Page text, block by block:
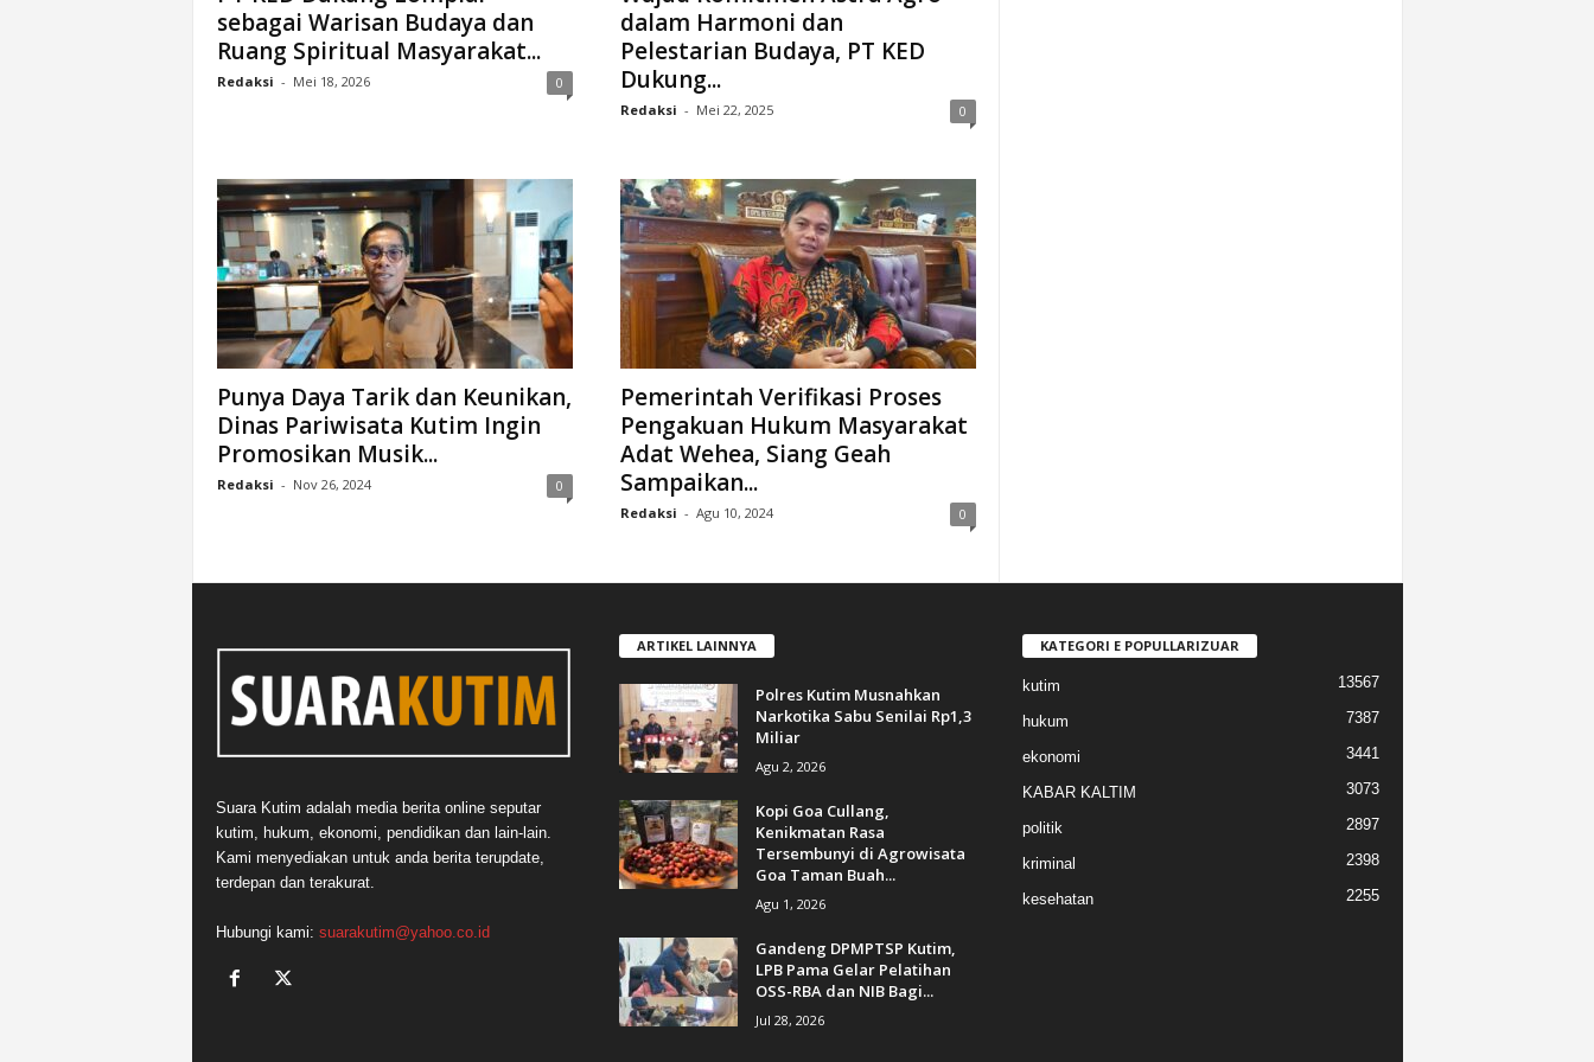
sebagai Warisan Budaya dan
Ruang Spiritual Masyarakat...
Redaksi - Mei 18, 2026 0
dalam Harmoni dan
Pelestarian Budaya, PT KED
Dukung...
Redaksi - Mei 22, 2025 0
Punya Daya Tarik dan Keunikan,
Dinas Pariwisata Kutim Ingin
Promosikan Musik...
Redaksi - Nov 26, 2024 0
Pemerintah Verifikasi Proses
Pengakuan Hukum Masyarakat
Adat Wehea, Siang Geah
Sampaikan...
Redaksi - Agu 10, 2024 0
Suara Kutim adalah media berita online seputar
kutim, hukum, ekonomi, pendidikan dan lain-lain.
Kami menyediakan untuk anda berita terupdate,
terdepan dan terakurat.
Hubungi kami: suarakutim@yahoo.co.id
ARTIKEL LAINNYA
Polres Kutim Musnahkan
Narkotika Sabu Senilai Rp1,3
Miliar
Agu 2, 2026
Kopi Goa Cullang,
Kenikmatan Rasa
Tersembunyi di Agrowisata
Goa Taman Buah...
Agu 1, 2026
Gandeng DPMPTSP Kutim,
LPB Pama Gelar Pelatihan
OSS-RBA dan NIB Bagi...
Jul 28, 2026
KATEGORI E POPULLARIZUAR
kutim 13567
hukum 7387
ekonomi 3441
KABAR KALTIM 3073
politik 2897
kriminal 2398
kesehatan 2255